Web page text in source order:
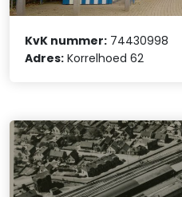
KvK nummer: 74430998
Adres: Korrelhoed 62